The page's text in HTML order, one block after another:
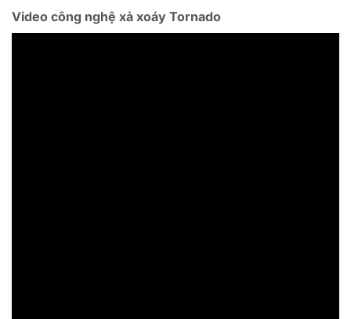
Video công nghệ xả xoáy Tornado